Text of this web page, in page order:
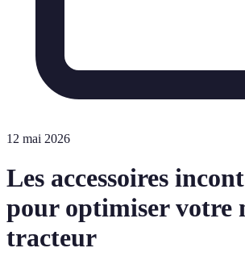
12 mai 2026
Les accessoires
pour optimiser votre
tracteur